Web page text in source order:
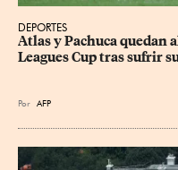
DEPORTES
Atlas y Pachuca quedan
Leagues Cup tras sufrir
Por AFP